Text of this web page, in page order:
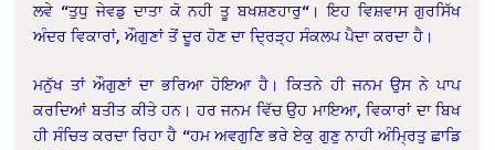
ਲਵੇ “ਤੁਧੁ ਜੇਵਡੁ ਦਾਤਾ ਕੋ ਨਹੀ ਤੂ ਬਖਸ਼ਣਹਾਰੁ“। ਇਹ ਵਿਸ਼ਵਾਸ ਗੁਰਸਿੱਖ
ਅੰਦਰ ਵਿਕਾਰਾਂ, ਔਗੁਣਾਂ ਤੋਂ ਦੂਰ ਹੋਣ ਦਾ ਦ੍ਰਿੜ੍ਹ ਸੰਕਲਪ ਪੈਦਾ ਕਰਦਾ ਹੈ।
ਮਨੁੱਖ ਤਾਂ ਔਗੁਣਾਂ ਦਾ ਭਰਿਆ ਹੋਇਆ ਹੈ। ਕਿਤਨੇ ਹੀ ਜਨਮ ਉਸ ਨੇ ਪਾਪ
ਕਰਦਿਆਂ ਬਤੀਤ ਕੀਤੇ ਹਨ। ਹਰ ਜਨਮ ਵਿੱਚ ਉਹ ਮਾਇਆ, ਵਿਕਾਰਾਂ ਦਾ ਬਿਖ
ਹੀ ਸੰਚਿਤ ਕਰਦਾ ਰਿਹਾ ਹੈ “ਹਮ ਅਵਗੁਣਿ ਭਰੇ ਏਕੁ ਗੁਣੁ ਨਾਹੀ ਅੰਮ੍ਰਿਤੁ ਛਾਡਿ